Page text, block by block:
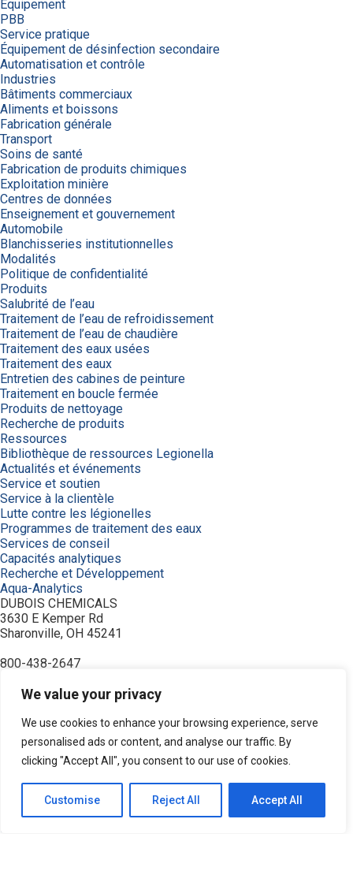
We value your privacy
We use cookies to enhance your browsing experience, serve
personalised ads or content, and analyse our traffic. By
clicking "Accept All", you consent to our use of cookies.
Customise Reject All Accept All
Équipement
PBB
Service pratique
Équipement de désinfection secondaire
Automatisation et contrôle
Industries
Bâtiments commerciaux
Aliments et boissons
Fabrication générale
Transport
Soins de santé
Fabrication de produits chimiques
Exploitation minière
Centres de données
Enseignement et gouvernement
Automobile
Blanchisseries institutionnelles
Modalités
Politique de confidentialité
Produits
Salubrité de l’eau
Traitement de l’eau de refroidissement
Traitement de l’eau de chaudière
Traitement des eaux usées
Traitement des eaux
Entretien des cabines de peinture
Traitement en boucle fermée
Produits de nettoyage
Recherche de produits
Ressources
Bibliothèque de ressources Legionella
Actualités et événements
Service et soutien
Service à la clientèle
Lutte contre les légionelles
Programmes de traitement des eaux
Services de conseil
Capacités analytiques
Recherche et Développement
Aqua-Analytics
DUBOIS CHEMICALS
3630 E Kemper Rd
Sharonville, OH 45241
800-438-2647
À propos de nous
Achetez maintenant
Commande
Contactez-nous
Équipement
Industries
Modalités
Politique de confidentialité
Produits